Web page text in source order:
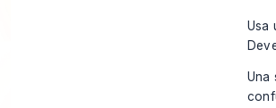
Usa
Una